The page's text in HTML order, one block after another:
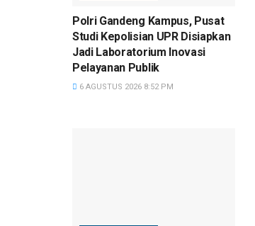
Polri Gandeng Kampus, Pusat
Studi Kepolisian UPR Disiapkan
Jadi Laboratorium Inovasi
Pelayanan Publik
6 AGUSTUS 2026 8:52 PM